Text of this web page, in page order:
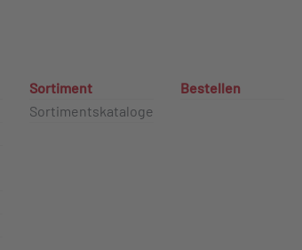
Sortiment
Sortimentskataloge
Bestellen